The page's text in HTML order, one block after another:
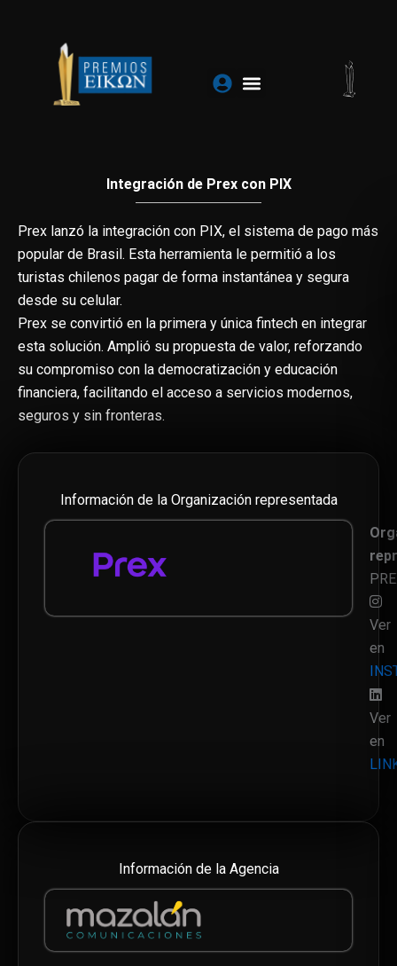
contenido
Integración de Prex con PIX
Prex lanzó la integración con PIX, el sistema de pago más
popular de Brasil. Esta herramienta le permitió a los
turistas chilenos pagar de forma instantánea y segura
desde su celular.
Prex se convirtió en la primera y única fintech en integrar
esta solución. Amplió su propuesta de valor, reforzando
su compromiso con la democratización y educación
financiera, facilitando el acceso a servicios modernos,
seguros y sin fronteras.
Información de la Organización representada
Ver
en
Ver
en
Información de la Agencia